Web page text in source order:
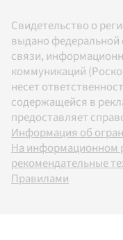
Свидетельство о
выдано
связи,
коммуникаций
несет
содержащейся в
предоставляет
Информация об
На информационном
рекомендательные
Правилами